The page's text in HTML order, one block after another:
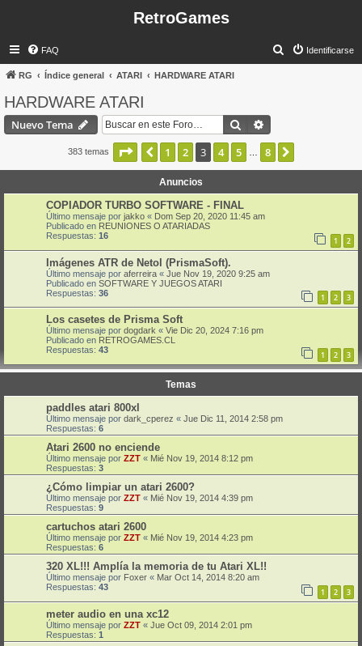
RetroGames
FAQ Identificarse
r
RG Índice general ATARI HARDWARE ATARI
HARDWARE ATARI
Nuevo Tema Buscar
383 temas Página de
Anterior
1 2 3 4 5 8
Anuncios
COPIADOR TURBO SOFTWARE - FINAL
Último mensaje por jakko « Dom Sep 20, 2020 11:45 am
Publicado en REUNIONES O ATARIADAS
Respuestas: 16 1 2
Imágenes ATR de Netol (PrismaSoft).
Último mensaje por aferreira « Jue Nov 19, 2020 9:25 am
Publicado en SOFTWARE Y JUEGOS ATARI
Respuestas: 36 1 2 3
Los casetes de Prisma Soft
Último mensaje por dogdark « Vie Dic 20, 2024 7:16 pm
Publicado en RETROGAMES.CL
Respuestas: 43 1 2 3
Temas
paddles atari 800xl
Último mensaje por dark_cperez « Jue Dic 11, 2014 2:58 pm
Respuestas: 6
Atari 2600 no enciende
Último mensaje por ZZT « Mié Nov 19, 2014 8:12 pm
Respuestas: 3
¿Cómo limpiar un atari 2600?
Último mensaje por ZZT « Mié Nov 19, 2014 4:39 pm
Respuestas: 9
cartuchos atari 2600
Último mensaje por ZZT « Mié Nov 19, 2014 4:23 pm
Respuestas: 6
320 XL!!! Amplía la memoria de tu Atari XL!!
Último mensaje por Foxer « Mar Oct 14, 2014 8:20 am
Respuestas: 43 1 2 3
meter audio en una xc12
Último mensaje por ZZT « Jue Oct 09, 2014 2:01 pm
Respuestas: 1